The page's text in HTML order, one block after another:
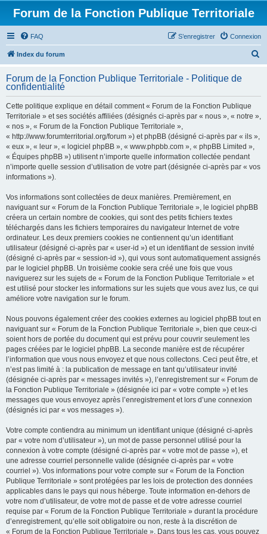
Forum de la Fonction Publique Territoriale
FAQ Connexion
S’enregistrer
Index du forum
h
Forum de la Fonction Publique Territoriale - Politique de
confidentialité
Cette politique explique en détail comment « Forum de la Fonction Publique
Territoriale » et ses sociétés affiliées (désignés ci-après par « nous », « notre »,
« nos », « Forum de la Fonction Publique Territoriale »,
« http://www.forumterritorial.org/forum ») et phpBB (désigné ci-après par « ils »,
« eux », « leur », « logiciel phpBB », « www.phpbb.com », « phpBB Limited »,
« Équipes phpBB ») utilisent n’importe quelle information collectée pendant
n’importe quelle session d’utilisation de votre part (désignée ci-après par « vos
informations »).
Vos informations sont collectées de deux manières. Premièrement, en
naviguant sur « Forum de la Fonction Publique Territoriale », le logiciel phpBB
créera un certain nombre de cookies, qui sont des petits fichiers textes
téléchargés dans les fichiers temporaires du navigateur Internet de votre
ordinateur. Les deux premiers cookies ne contiennent qu’un identifiant
utilisateur (désigné ci-après par « user-id ») et un identifiant de session invité
(désigné ci-après par « session-id »), qui vous sont automatiquement assignés
par le logiciel phpBB. Un troisième cookie sera créé une fois que vous
naviguerez sur les sujets de « Forum de la Fonction Publique Territoriale » et
est utilisé pour stocker les informations sur les sujets que vous avez lus, ce qui
améliore votre navigation sur le forum.
Nous pouvons également créer des cookies externes au logiciel phpBB tout en
naviguant sur « Forum de la Fonction Publique Territoriale », bien que ceux-ci
soient hors de portée du document qui est prévu pour couvrir seulement les
pages créées par le logiciel phpBB. La seconde manière est de récupérer
l’information que vous nous envoyez et que nous collectons. Ceci peut être, et
n’est pas limité à : la publication de message en tant qu’utilisateur invité
(désignée ci-après par « messages invités »), l’enregistrement sur « Forum de
la Fonction Publique Territoriale » (désignée ici par « votre compte ») et les
messages que vous envoyez après l’enregistrement et lors d’une connexion
(désignés ici par « vos messages »).
Votre compte contiendra au minimum un identifiant unique (désigné ci-après
par « votre nom d’utilisateur »), un mot de passe personnel utilisé pour la
connexion à votre compte (désigné ci-après par « votre mot de passe »), et
une adresse courriel personnelle valide (désignée ci-après par « votre
courriel »). Vos informations pour votre compte sur « Forum de la Fonction
Publique Territoriale » sont protégées par les lois de protection des données
applicables dans le pays qui nous héberge. Toute information en-dehors de
votre nom d’utilisateur, de votre mot de passe et de votre adresse courriel
requise par « Forum de la Fonction Publique Territoriale » durant la procédure
d’enregistrement, qu’elle soit obligatoire ou non, reste à la discrétion de
« Forum de la Fonction Publique Territoriale ». Dans tous les cas, vous pouvez